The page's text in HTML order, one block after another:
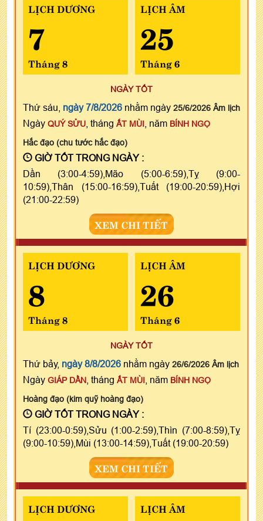
LỊCH DƯƠNG
7
Tháng 8
LỊCH ÂM
25
Tháng 6
NGÀY TỐT
Thứ sáu, ngày 7/8/2026 nhằm ngày 25/6/2026 Âm lịch
Ngày QUÝ SỬU , tháng ẤT MÙI , năm BÍNH NGỌ
Hắc đạo (chu tước hắc đạo)
GIỜ TỐT TRONG NGÀY :
Dần (3:00-4:59),Mão (5:00-6:59),Tỵ (9:00-
10:59),Thân (15:00-16:59),Tuất (19:00-20:59),Hợi
(21:00-22:59)
XEM CHI TIẾT
LỊCH DƯƠNG
8
Tháng 8
LỊCH ÂM
26
Tháng 6
NGÀY TỐT
Thứ bảy, ngày 8/8/2026 nhằm ngày 26/6/2026 Âm lịch
Ngày GIÁP DẦN , tháng ẤT MÙI , năm BÍNH NGỌ
Hoàng đạo (kim quỹ hoàng đạo)
GIỜ TỐT TRONG NGÀY :
Tí (23:00-0:59),Sửu (1:00-2:59),Thìn (7:00-8:59),Tỵ
(9:00-10:59),Mùi (13:00-14:59),Tuất (19:00-20:59)
XEM CHI TIẾT
LỊCH DƯƠNG LỊCH ÂM